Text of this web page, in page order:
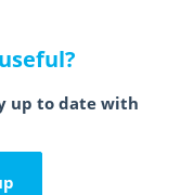
up to date with